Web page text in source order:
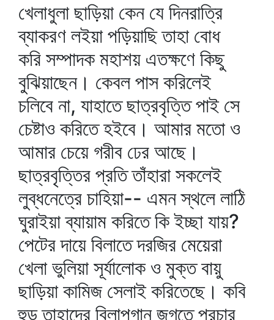
খেলাধুলা ছাড়িয়া কেন যে দিনরাত্রি
ব্যাকরণ লইয়া পড়িয়াছি তাহা বোধ
করি সম্পাদক মহাশয় এতক্ষণে কিছু
বুঝিয়াছেন। কেবল পাস করিলেই
চলিবে না, যাহাতে ছাত্রবৃত্তি পাই সে
চেষ্টাও করিতে হইবে। আমার মতো ও
আমার চেয়ে গরীব ঢের আছে।
ছাত্রবৃত্তির প্রতি তাঁহারা সকলেই
লুব্ধনেত্রে চাহিয়া-- এমন স্থলে লাঠি
ঘুরাইয়া ব্যায়াম করিতে কি ইচ্ছা যায়?
পেটের দায়ে বিলাতে দরজির মেয়েরা
খেলা ভুলিয়া সূর্যালোক ও মুক্ত বায়ু
ছাড়িয়া কামিজ সেলাই করিতেছে। কবি
হুড তাহাদের বিলাপগান জগতে প্রচার